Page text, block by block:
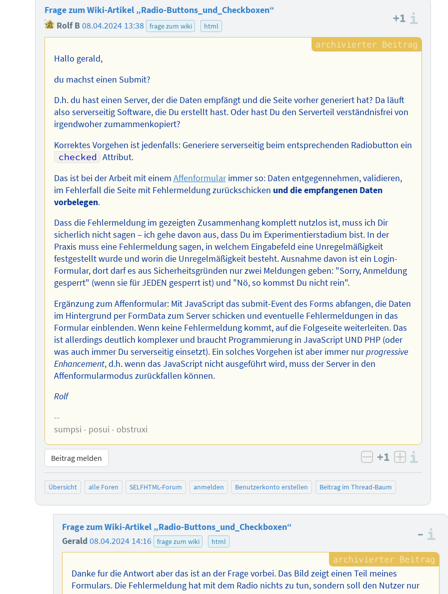
Frage zum Wiki-Artikel „Radio-Buttons_und_Checkboxen“
Rolf B08.04.2024 13:38 frage zum wiki html
+1
Hallo gerald,
du machst einen Submit?
D.h. du hast einen Server, der die Daten empfängt und die Seite vorher generiert hat? Da läuft
also serverseitig Software, die Du erstellt hast. Oder hast Du den Serverteil verständnisfrei von
irgendwoher zumammenkopiert?
Korrektes Vorgehen ist jedenfalls: Generiere serverseitig beim entsprechenden Radiobutton ein
checked Attribut.
Das ist bei der Arbeit mit einem Affenformularimmer so: Daten entgegennehmen, validieren,
im Fehlerfall die Seite mit Fehlermeldung zurückschicken und die empfangenen Daten
vorbelegen.
Dass die Fehlermeldung im gezeigten Zusammenhang komplett nutzlos ist, muss ich Dir
sicherlich nicht sagen – ich gehe davon aus, dass Du im Experimentierstadium bist. In der
Praxis muss eine Fehlermeldung sagen, in welchem Eingabefeld eine Unregelmäßigkeit
festgestellt wurde und worin die Unregelmäßigkeit besteht. Ausnahme davon ist ein Login-
Formular, dort darf es aus Sicherheitsgründen nur zwei Meldungen geben: "Sorry, Anmeldung
gesperrt" (wenn sie für JEDEN gesperrt ist) und "Nö, so kommst Du nicht rein".
Ergänzung zum Affenformular: Mit JavaScript das submit-Event des Forms abfangen, die Daten
im Hintergrund per FormData zum Server schicken und eventuelle Fehlermeldungen in das
Formular einblenden. Wenn keine Fehlermeldung kommt, auf die Folgeseite weiterleiten. Das
ist allerdings deutlich komplexer und braucht Programmierung in JavaScript UND PHP (oder
was auch immer Du serverseitig einsetzt). Ein solches Vorgehen ist aber immer nurprogressive
Enhancement, d.h. wenn das JavaScript nicht ausgeführt wird, muss der Server in den
Affenformularmodus zurückfallen können.
Rolf
--
sumpsi - posui - obstruxi
Beitrag melden negativ
+1 positiv
Übersicht alle Foren SELFHTML-Forum anmelden Benutzerkonto erstellen Beitrag im Thread-Baum
Frage zum Wiki-Artikel „Radio-Buttons_und_Checkboxen“
Gerald08.04.2024 14:16 frage zum wiki html –
Danke fur die Antwort aber das ist an der Frage vorbei. Das Bild zeigt einen Teil meines
Formulars. Die Fehlermeldung hat mit dem Radio nichts zu tun, sondern soll den Nutzer nur